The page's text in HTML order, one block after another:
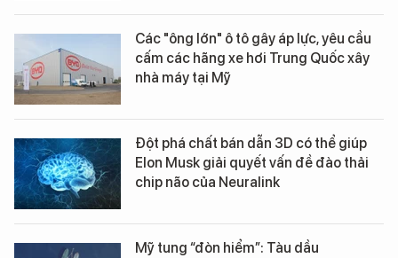
Các "ông lớn" ô tô gây áp lực, yêu cầu
cấm các hãng xe hơi Trung Quốc xây
nhà máy tại Mỹ
Đột phá chất bán dẫn 3D có thể giúp
Elon Musk giải quyết vấn đề đào thải
chip não của Neuralink
Mỹ tung “đòn hiểm”: Tàu dầu